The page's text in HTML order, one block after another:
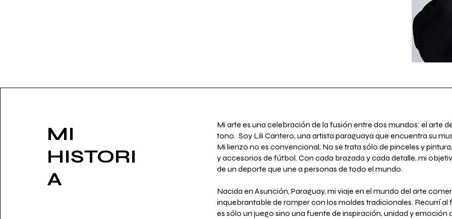
MI
HISTORI
A
Mi arte es una celebración de la fusión entre dos mundos: el arte
tono. Soy Lili Cantero, una artista paraguaya que encuentra su
Mi lienzo no es convencional; No se trata sólo de pinceles y
y accesorios de fútbol. Con cada brazada y cada detalle, mi
de un deporte que une a personas de todo el mundo.
Nacida en Asunción, Paraguay, mi viaje en el mundo del arte
inquebrantable de romper con los moldes tradicionales. Recurrí
es sólo un juego sino una fuente de inspiración, unidad y emoción